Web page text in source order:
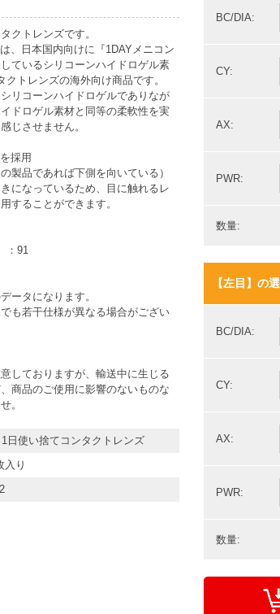
クトレンズです。
、日本国内向けに『1DAYメニコン
ているシリコーンハイドロゲル素
トレンズの海外向け商品です。
リコーンハイドロゲルでありなが
ドロゲル素材と同等の柔軟性を実
じさせません。
採用
製品であれば下側を向いている）
になっているため、目に触れるレ
することができます。
：91
ータになります。
も若干仕様が異なる場合がござい
しておりますが、輸送中に生じる
商品のご使用に影響のないものな
。
日使い捨てコンタクトレンズ
入り
BC/DIA:
CY:
AX:
PWR:
数量:
【左目】の
BC/DIA:
CY:
AX:
PWR:
数量: